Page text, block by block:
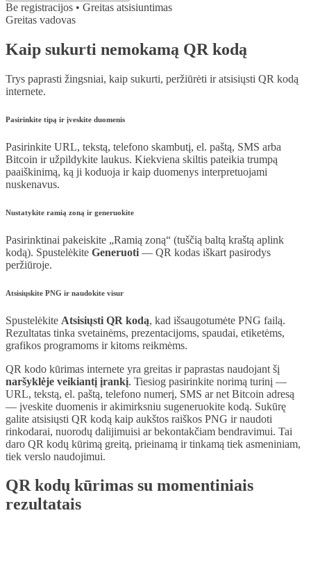
Be registracijos • Greitas atsisiuntimas
Greitas vadovas
Kaip sukurti nemokamą QR kodą
Trys paprasti žingsniai, kaip sukurti, peržiūrėti ir atsisiųsti QR kodą
internete.
Pasirinkite tipą ir įveskite duomenis
Pasirinkite URL, tekstą, telefono skambutį, el. paštą, SMS arba
Bitcoin ir užpildykite laukus. Kiekviena skiltis pateikia trumpą
paaiškinimą, ką ji koduoja ir kaip duomenys interpretuojami
nuskenavus.
Nustatykite ramią zoną ir generuokite
Pasirinktinai pakeiskite „Ramią zoną“ (tuščią baltą kraštą aplink
kodą). Spustelėkite Generuoti — QR kodas iškart pasirodys
peržiūroje.
Atsisiųskite PNG ir naudokite visur
Spustelėkite Atsisiųsti QR kodą, kad išsaugotumėte PNG failą.
Rezultatas tinka svetainėms, prezentacijoms, spaudai, etiketėms,
grafikos programoms ir kitoms reikmėms.
QR kodo kūrimas internete yra greitas ir paprastas naudojant šį
naršyklėje veikiantį įrankį. Tiesiog pasirinkite norimą turinį —
URL, tekstą, el. paštą, telefono numerį, SMS ar net Bitcoin adresą
— įveskite duomenis ir akimirksniu sugeneruokite kodą. Sukūrę
galite atsisiųsti QR kodą kaip aukštos raiškos PNG ir naudoti
rinkodarai, nuorodų dalijimuisi ar bekontakčiam bendravimui. Tai
daro QR kodų kūrimą greitą, prieinamą ir tinkamą tiek asmeniniam,
tiek verslo naudojimui.
QR kodų kūrimas su momentiniais
rezultatais